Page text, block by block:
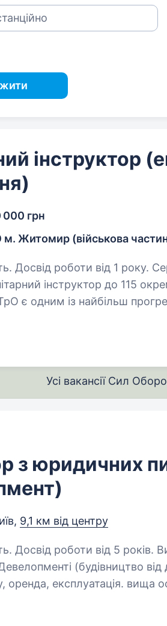
інструктор
000 грн
м. Житомир (військова
Досвід роботи від 1 року.
Усі вакансії Сил
з юридичних
9,1 км від центру
роботи від 5 років. Вища освіта.
(будівництво від
вища освіта (юридична); досвід